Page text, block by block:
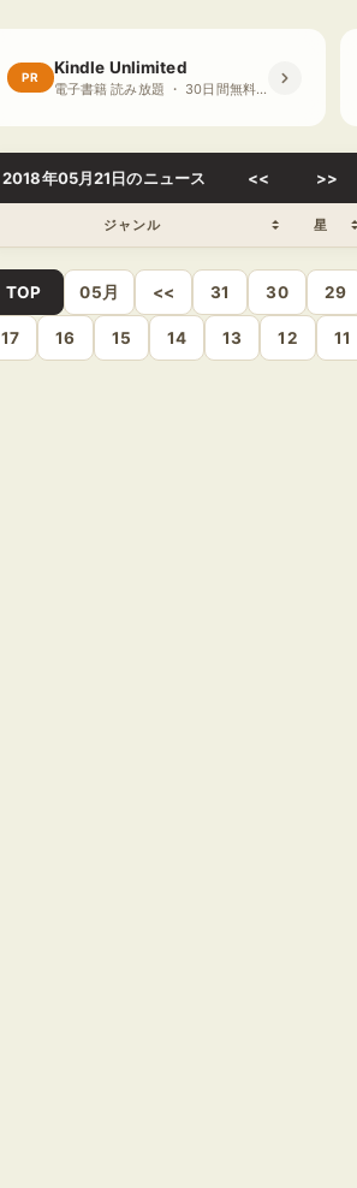
PR Kindle Unlimited
電子書籍 読み放題 ・ 30日間無料体験
2018年05月21日のニュース << >>
ジャンル 星
TOP 05月 << 31 30 29
17 16 15 14 13 12 11